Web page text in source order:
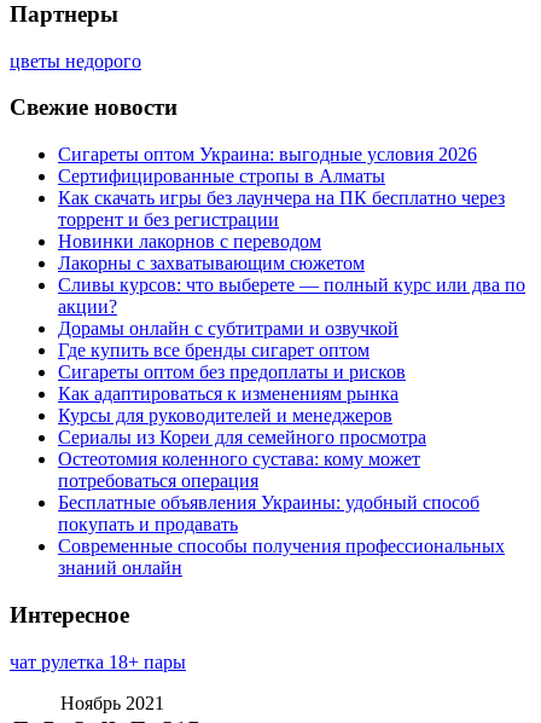
Партнеры
цветы недорого
Свежие новости
Сигареты оптом Украина: выгодные условия 2026
Сертифицированные стропы в Алматы
Как скачать игры без лаунчера на ПК бесплатно через
торрент и без регистрации
Новинки лакорнов с переводом
Лакорны с захватывающим сюжетом
Сливы курсов: что выберете — полный курс или два по
акции?
Дорамы онлайн с субтитрами и озвучкой
Где купить все бренды сигарет оптом
Сигареты оптом без предоплаты и рисков
Как адаптироваться к изменениям рынка
Курсы для руководителей и менеджеров
Сериалы из Кореи для семейного просмотра
Остеотомия коленного сустава: кому может
потребоваться операция
Бесплатные объявления Украины: удобный способ
покупать и продавать
Современные способы получения профессиональных
знаний онлайн
Интересное
чат рулетка 18+ пары
Ноябрь 2021